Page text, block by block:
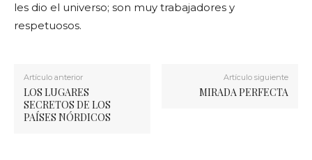
les dio el universo; son muy trabajadores y
respetuosos.
Artículo anterior
LOS LUGARES
SECRETOS DE LOS
PAÍSES NÓRDICOS
Artículo siguiente
MIRADA PERFECTA